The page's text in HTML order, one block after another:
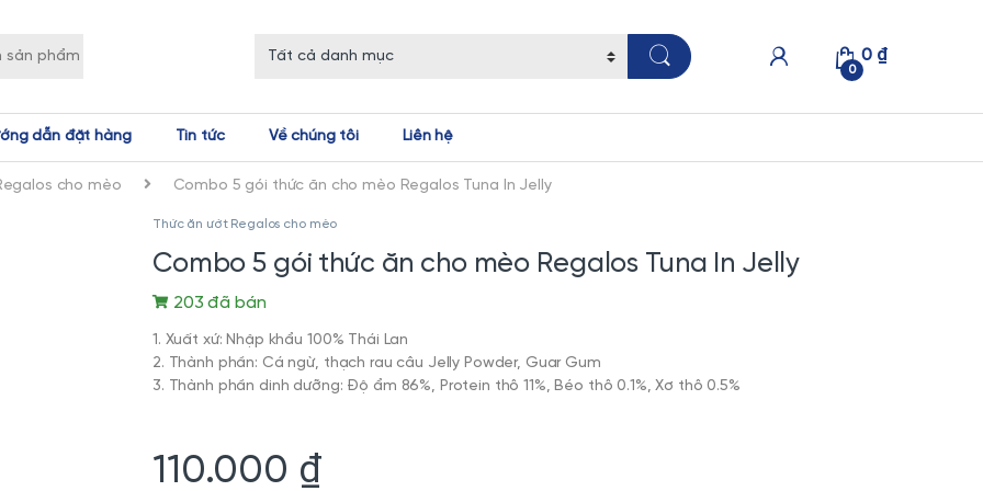
0
0 ₫
dẫn đặt hàng Tin tức Về chúng tôi Liên hệ
cho mèo Combo 5 gói thức ăn cho mèo Regalos Tuna In Jelly
Thức ăn ướt Regalos cho mèo
Combo 5 gói thức ăn cho mèo Regalos Tuna In Jelly
203 đã bán
1. Xuất xứ: Nhập khẩu 100% Thái Lan
2. Thành phần: Cá ngừ, thạch rau câu Jelly Powder, Guar Gum
3. Thành phần dinh dưỡng: Độ ẩm 86%, Protein thô 11%, Béo thô 0.1%, Xơ thô 0.5%
110.000 ₫